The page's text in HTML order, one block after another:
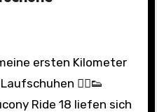
ersten Kilometer
🏃‍♂️👟
Ride 18 liefen sich